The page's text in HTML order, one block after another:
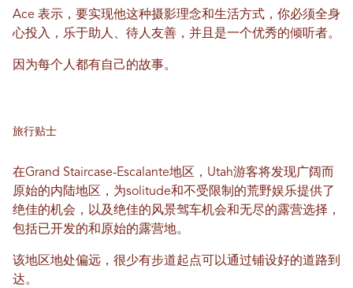
Ace 表示，要实现他这种摄影理念和生活方式，你必须全身
心投入，乐于助人、待人友善，并且是一个优秀的倾听者。
因为每个人都有自己的故事。
旅行贴士
在Grand Staircase-Escalante地区，Utah游客将发现广阔而
原始的内陆地区，为solitude和不受限制的荒野娱乐提供了
绝佳的机会，以及绝佳的风景驾车机会和无尽的露营选择，
包括已开发的和原始的露营地。
该地区地处偏远，很少有步道起点可以通过铺设好的道路到
达。